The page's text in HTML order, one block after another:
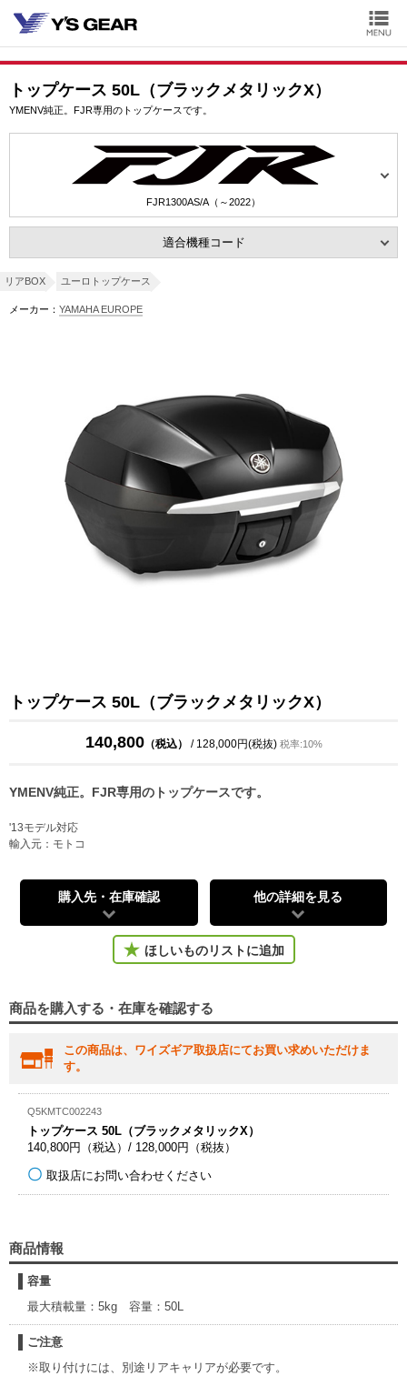
トップケース 50L（ブラックメタリックX）
YMENV純正。FJR専用のトップケースです。
FJR1300AS/A（～2022）
適合機種コード
リアBOX ユーロトップケース
メーカー： YAMAHA EUROPE
トップケース 50L（ブラックメタリックX）
140,800（税込） / 128,000円(税抜) 税率:10%
YMENV純正。FJR専用のトップケースです。
'13モデル対応
輸入元：モトコ
購入先・在庫確認 他の詳細を見る
ほしいものリストに追加
商品を購入する・在庫を確認する
この商品は、ワイズギア取扱店にてお買い求めいただけま
す。
Q5KMTC002243
トップケース 50L（ブラックメタリックX）
140,800円（税込）/ 128,000円（税抜）
取扱店にお問い合わせください
商品情報
容量
最大積載量：5kg 容量：50L
ご注意
※取り付けには、別途リアキャリアが必要です。